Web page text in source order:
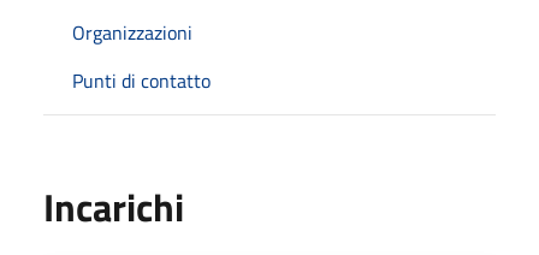
Organizzazioni
Punti di contatto
Incarichi